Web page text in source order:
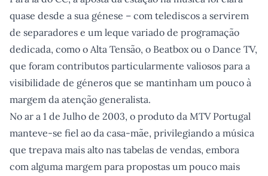
quase desde a sua génese – com telediscos a servirem
de separadores e um leque variado de programação
dedicada, como o Alta Tensão, o Beatbox ou o Dance TV,
que foram contributos particularmente valiosos para a
visibilidade de géneros que se mantinham um pouco à
margem da atenção generalista.
No ar a 1 de Julho de 2003, o produto da MTV Portugal
manteve-se fiel ao da casa-mãe, privilegiando a música
que trepava mais alto nas tabelas de vendas, embora
com alguma margem para propostas um pouco mais